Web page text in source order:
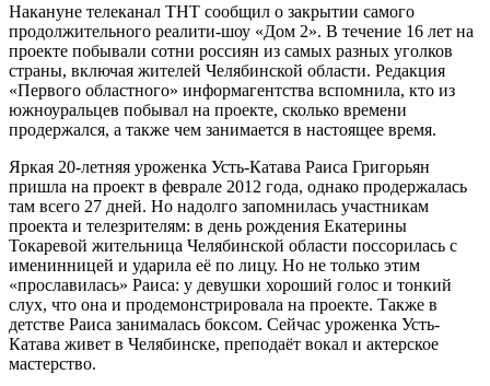
Накануне телеканал ТНТ сообщил о закрытии самого
продолжительного реалити-шоу «Дом 2». В течение 16 лет на
проекте побывали сотни россиян из самых разных уголков
страны, включая жителей Челябинской области. Редакция
«Первого областного» информагентства вспомнила, кто из
южноуральцев побывал на проекте, сколько времени
продержался, а также чем занимается в настоящее время.
Яркая 20-летняя уроженка Усть-Катава Раиса Григорьян
пришла на проект в феврале 2012 года, однако продержалась
там всего 27 дней. Но надолго запомнилась участникам
проекта и телезрителям: в день рождения Екатерины
Токаревой жительница Челябинской области поссорилась с
именинницей и ударила её по лицу. Но не только этим
«прославилась» Раиса: у девушки хороший голос и тонкий
слух, что она и продемонстрировала на проекте. Также в
детстве Раиса занималась боксом. Сейчас уроженка Усть-
Катава живет в Челябинске, преподаёт вокал и актерское
мастерство.